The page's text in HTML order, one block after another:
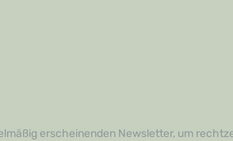
erscheinenden Newsletter, um